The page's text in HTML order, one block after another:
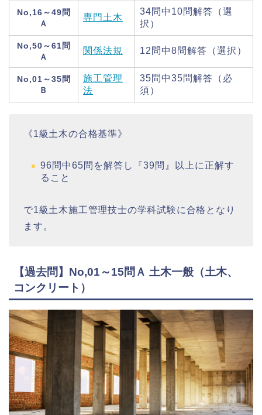
No,16～49問
Ａ
専門土木
34問中10問解答（選
択）
No,50～61問
Ａ
関係法規 12問中8問解答（選択）
No,01～35問
Ｂ
施工管理
法
35問中35問解答（必
須）
《1級土木の合格基準》
96問中65問を解答し『39問』以上に正解す
ること
で1級土木施工管理技士の学科試験に合格となり
ます。
【過去問】No,01～15問Ａ 土木一般（土木、
コンクリート）